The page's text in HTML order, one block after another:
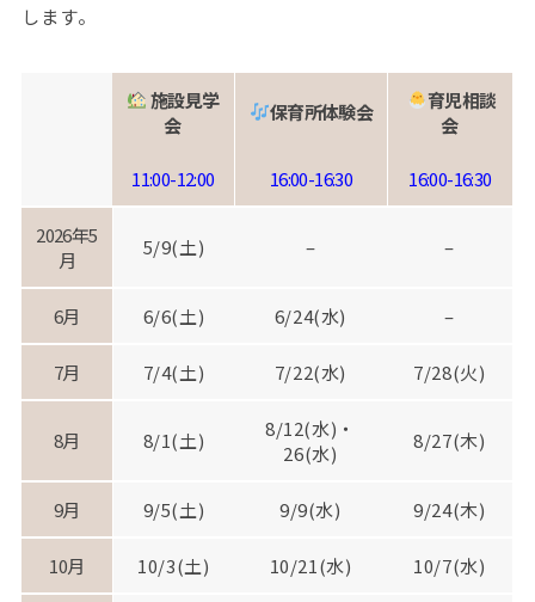
します。
施設見学
会
保育所体験会
育児相談
会
11:00-12:00 16:00-16:30 16:00-16:30
2026年5
月
5/9(土) – –
6月 6/6(土) 6/24(水) –
7月 7/4(土) 7/22(水) 7/28(火)
8月 8/1(土)
8/12(水)・
26(水)
8/27(木)
9月 9/5(土) 9/9(水) 9/24(木)
10月 10/3(土) 10/21(水) 10/7(水)